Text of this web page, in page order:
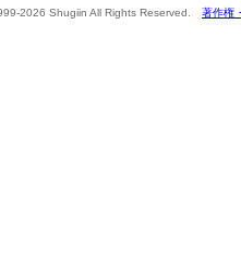
2026 Shugiin All Rights Reserved. 著作権